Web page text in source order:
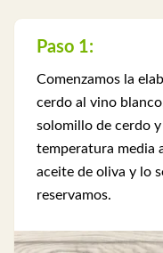
Paso 1:
Comenzamos la
cerdo al vino
solomillo de cerdo
temperatura media
aceite de oliva y lo
reservamos.